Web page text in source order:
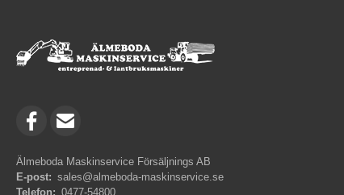
Älmeboda Maskinservice Försäljnings AB
E-post: sales@almeboda-maskinservice.se
Telefon: 0477-54800